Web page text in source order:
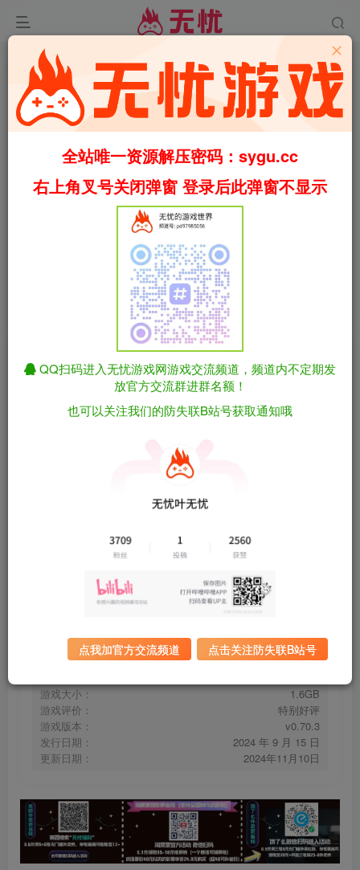
0:00/01:14 speed
TCG卡牌商店模拟器/卡牌集换商店模拟器/TCG
卡牌店模拟器/TCG Card Shop Simulator
叶无忧
1个月前更新
关注 私信
卡牌店模拟器/TCG Card Shop Simulator v0.70.3（官
夸克下载
有问题看网站顶部解压运
行教程排查
迅雷下载
全站统一解压密码：
sygu.cc
百度下载 UC下载
游戏大小：
1.6GB
游戏评价：
特别好评
游戏版本：
v0.70.3
发行日期：
2024 年 9 月 15 日
更新日期：
2024年11月10日
全站唯一资源解压密码：sygu.cc
右上角叉号关闭弹窗 登录后此弹窗不显示
QQ扫码进入无忧游戏网游戏交流频道，频道内不定期发
放官方交流群进群名额！
也可以关注我们的防失联B站号获取通知哦
点我加官方交流频道 点击关注防失联B站号